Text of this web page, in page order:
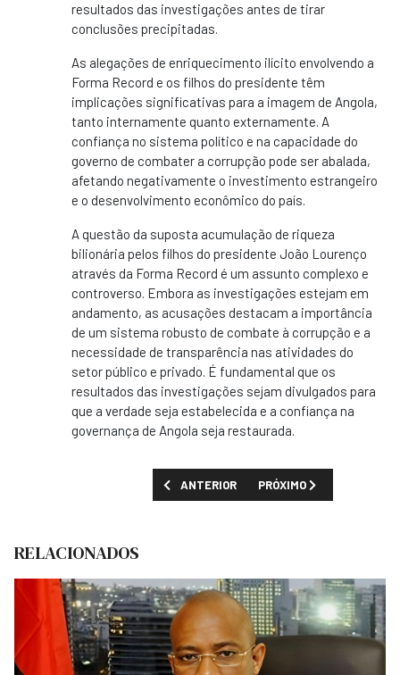
resultados das investigações antes de tirar
conclusões precipitadas.
As alegações de enriquecimento ilícito envolvendo a
Forma Record e os filhos do presidente têm
implicações significativas para a imagem de Angola,
tanto internamente quanto externamente. A
confiança no sistema político e na capacidade do
governo de combater a corrupção pode ser abalada,
afetando negativamente o investimento estrangeiro
e o desenvolvimento econômico do país.
A questão da suposta acumulação de riqueza
bilionária pelos filhos do presidente João Lourenço
através da Forma Record é um assunto complexo e
controverso. Embora as investigações estejam em
andamento, as acusações destacam a importância
de um sistema robusto de combate à corrupção e a
necessidade de transparência nas atividades do
setor público e privado. É fundamental que os
resultados das investigações sejam divulgados para
que a verdade seja estabelecida e a confiança na
governança de Angola seja restaurada.
ARTIGO ANTERIOR: CONSÓRCIO ANUNCIA
ANTERIOR PRÓXIMO ARTIGO: ONG
PRÓXIMO
RELACIONADOS